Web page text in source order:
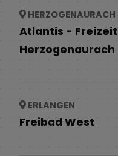
HERZOGENAURACH
Atlantis -
Herzogenaurach
ERLANGEN
Freibad West